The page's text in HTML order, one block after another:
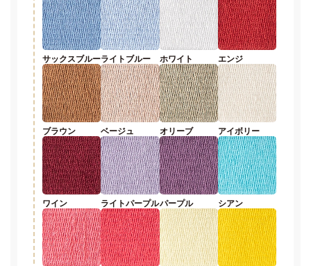
サックスブルーライトブルー ホワイト エンジ
ブラウン ベージュ オリーブ アイボリー
ワイン ライトパープルパープル シアン